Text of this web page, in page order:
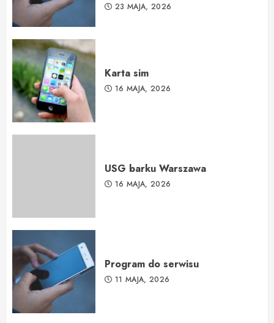
23 MAJA, 2026
Karta sim
16 MAJA, 2026
USG barku Warszawa
16 MAJA, 2026
Program do serwisu
11 MAJA, 2026